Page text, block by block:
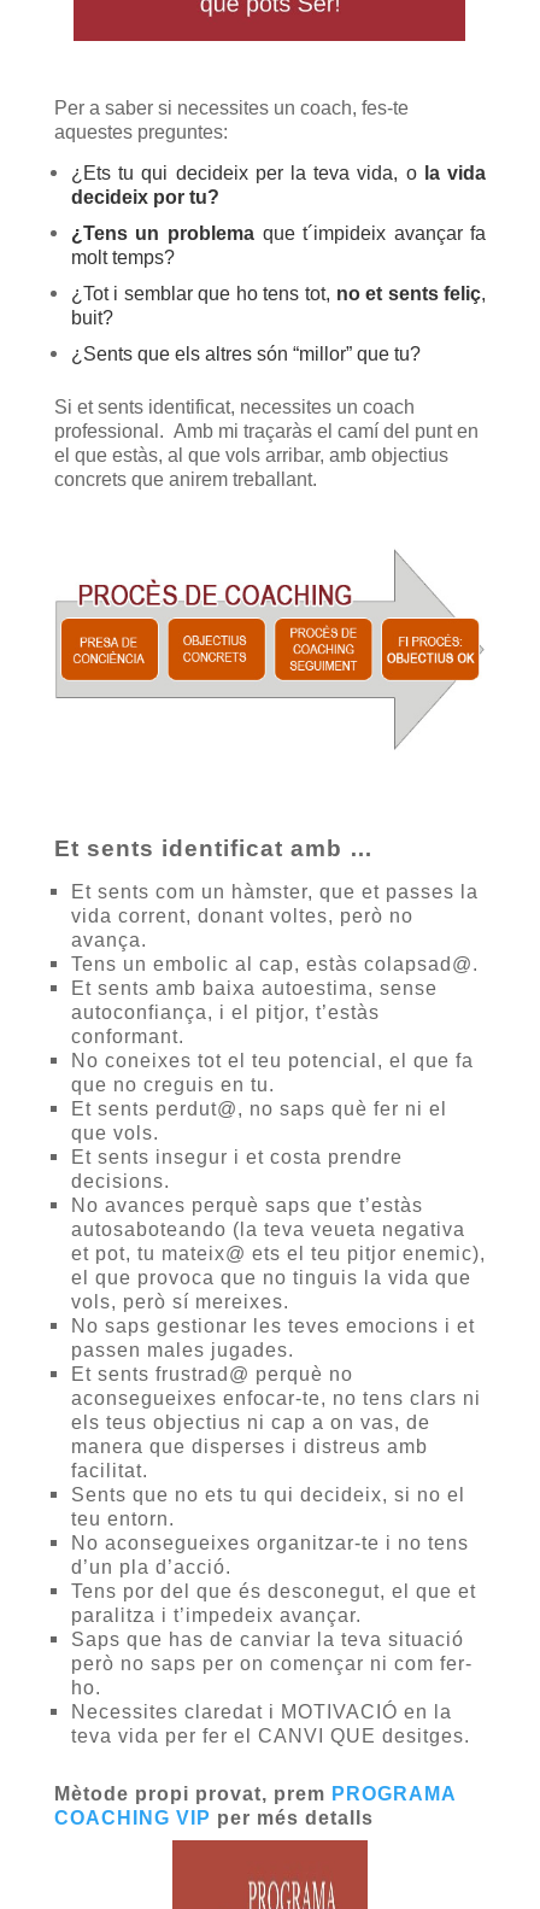
Per a saber si necessites un coach, fes-te
aquestes preguntes:
¿Ets tu qui decideix per la teva vida, o la vida
decideix por tu?
¿Tens un problemaque t´impideix avançar fa
molt temps?
¿Tot i semblar que ho tens tot, no et sents feliç,
buit?
¿Sents que els altres són “millor” que tu?
Si et sents identificat, necessites un coach
professional. Amb mi traçaràs el camí del punt en
el que estàs, al que vols arribar, amb objectius
concrets que anirem treballant.
Et sents identificat amb …
Et sents com un hàmster, que et passes la
vida corrent, donant voltes, però no
avança.
Tens un embolic al cap, estàs colapsad@.
Et sents amb baixa autoestima, sense
autoconfiança, i el pitjor, t’estàs
conformant.
No coneixes tot el teu potencial, el que fa
que no creguis en tu.
Et sents perdut@, no saps què fer ni el
que vols.
Et sents insegur i et costa prendre
decisions.
No avances perquè saps que t’estàs
autosaboteando (la teva veueta negativa
et pot, tu mateix@ ets el teu pitjor enemic),
el que provoca que no tinguis la vida que
vols, però sí mereixes.
No saps gestionar les teves emocions i et
passen males jugades.
Et sents frustrad@ perquè no
aconsegueixes enfocar-te, no tens clars ni
els teus objectius ni cap a on vas, de
manera que disperses i distreus amb
facilitat.
Sents que no ets tu qui decideix, si no el
teu entorn.
No aconsegueixes organitzar-te i no tens
d’un pla d’acció.
Tens por del que és desconegut, el que et
paralitza i t’impedeix avançar.
Saps que has de canviar la teva situació
però no saps per on començar ni com fer-
ho.
Necessites claredat i MOTIVACIÓ en la
teva vida per fer el CANVI QUE desitges.
Mètode propi provat, prem PROGRAMA
COACHING VIP per més detalls